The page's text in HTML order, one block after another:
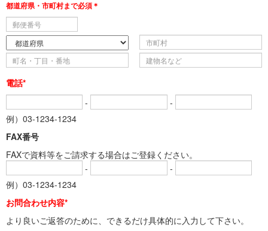
都道府県・市町村まで必須＊
電話*
-
-
例）03-1234-1234
FAX番号
FAXで資料等をご請求する場合はご登録ください。
-
-
例）03-1234-1234
お問合わせ内容*
より良いご返答のために、できるだけ具体的に入力して下さい。